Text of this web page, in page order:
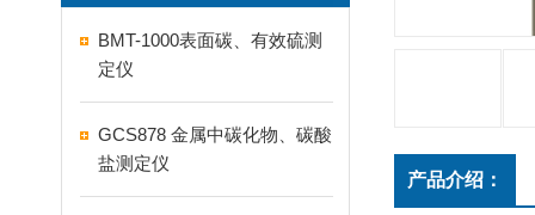
BMT-1000表面碳、有效硫测
定仪
GCS878 金属中碳化物、碳酸
盐测定仪
产品介绍：